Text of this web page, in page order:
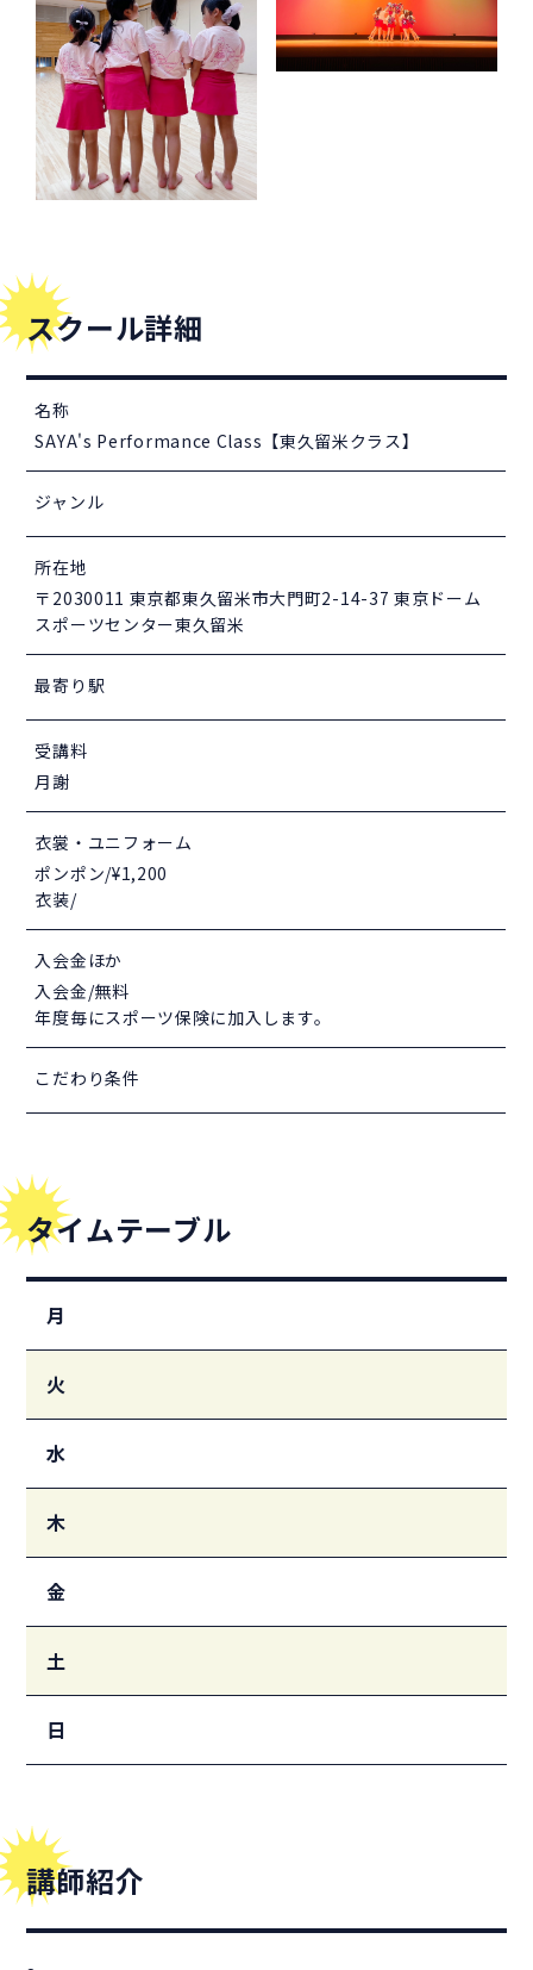
スクール詳細
名称
SAYA's Performance Class【東久留米クラス】
ジャンル
所在地
〒2030011 東京都東久留米市大門町2-14-37 東京ドーム
スポーツセンター東久留米
最寄り駅
受講料
月謝
衣裳・ユニフォーム
ポンポン/¥1,200
衣装/
入会金ほか
入会金/無料
年度毎にスポーツ保険に加入します。
こだわり条件
タイムテーブル
月
火
水
木
金
土
日
講師紹介